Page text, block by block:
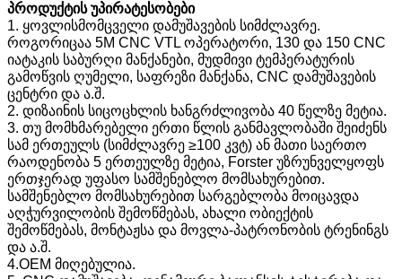
პროდუქტის უპირატესობები
1. ყოვლისმომცველი დამუშავების სიმძლავრე.
როგორიცაა 5M CNC VTL ოპერატორი, 130 და 150 CNC
იატაკის საბურღი მანქანები, მუდმივი ტემპერატურის
გამოწვის ღუმელი, საფრეზი მანქანა, CNC დამუშავების
ცენტრი და ა.შ.
2. დიზაინის სიცოცხლის ხანგრძლივობა 40 წელზე მეტია.
3. თუ მომხმარებელი ერთი წლის განმავლობაში შეიძენს
სამ ერთეულს (სიმძლავრე ≥100 კვტ) ან მათი საერთო
რაოდენობა 5 ერთეულზე მეტია, Forster უზრუნველყოფს
ერთჯერად უფასო სამშენებლო მომსახურებით.
სამშენებლო მომსახურებით სარგებლობა მოიცავდა
აღჭურვილობის შემოწმებას, ახალი ობიექტის
შემოწმებას, მონტაჟსა და მოვლა-პატრონობის ტრენინგს
და ა.შ.
4.OEM მიღებულია.